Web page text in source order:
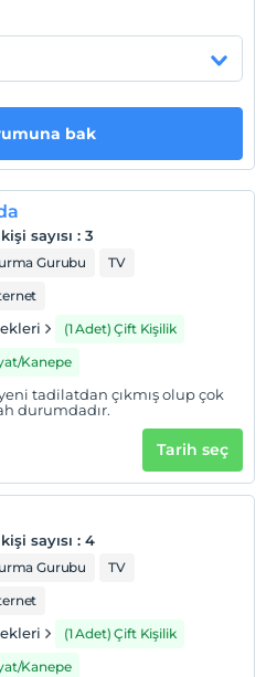
ücretsizdir.
1 çocuk ücretsizdir
bak
sayısı : 3
Gurubu
TV
(1 Adet) Çift Kişilik
Kanepe
tadilatdan çıkmış olup çok
durumdadır.
Tarih seç
sayısı : 4
Gurubu
TV
(1 Adet) Çift Kişilik
Kanepe